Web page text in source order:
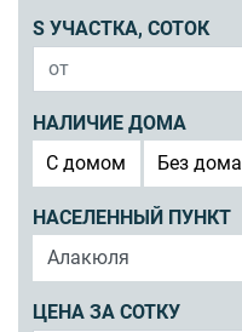
S УЧАСТКА, СОТОК
НАЛИЧИЕ ДОМА
C домом
Без дома
НАСЕЛЕННЫЙ ПУНКТ
ЦЕНА ЗА СОТКУ